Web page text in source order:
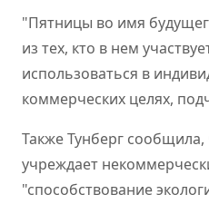
"Пятницы во имя
из тех, кто в нем
использоваться в
коммерческих целях,
Также Тунберг
учреждает
"способствование